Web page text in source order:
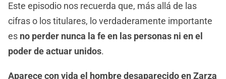
Este episodio nos recuerda que, más allá de las
cifras o los titulares, lo verdaderamente importante
es no perder nunca la fe en las personas ni en el
poder de actuar unidos.
Aparece con vida el hombre desaparecido en Zarza